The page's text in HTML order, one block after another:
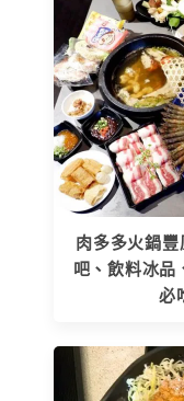
肉多多火鍋
吧、飲料冰品
必